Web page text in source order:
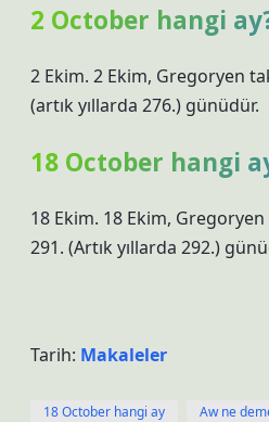
2 October hangi
2 Ekim. 2 Ekim, Gregoryen
(artık yıllarda 276.) günüdür.
18 October hangi
18 Ekim. 18 Ekim,
291. (Artık yıllarda 292.)
Tarih: Makaleler
18 October hangi ay Aw ne